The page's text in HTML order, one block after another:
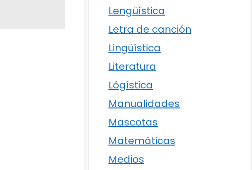
Lengüística
Letra de canción
Lingüística
Literatura
Lógística
Manualidades
Mascotas
Matemáticas
Medios